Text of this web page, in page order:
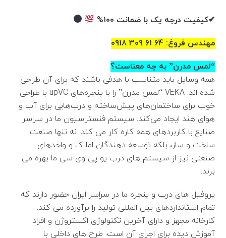
✔کیفیت درجه یک با ضمانت ۱۰۰%
مهندس فروغ: 64 61 309 0918
“لمس مدرن” به چه معناست؟
همه وسایل باید متناسب با هدفی باشند که برای آن طراحی
شده اند. VEKA “لمس مدرن” را با پنجره‌های upVC با طراحی
خوب برای ساختمان‌های پیش‌ساخته و درب‌هایی برای آب و
هوای هند ایجاد می‌کند. سیستم فنستراسیون ما در سراسر
صنایع با کاربردهای همه کاره کار می کند. نه تنها صنعت
ساخت و ساز، بلکه توسعه دهندگان املاک و واحدهای
صنعتی نیز از سیستم های درب یو پی وی سی ما بهره می
برند.
پروفیل های درب و پنجره ما در سراسر ایران حضور دارند که
تمام استانداردهای بین المللی تولید را برآورده می کند.
کارخانه مجهز و دارای آخرین تکنولوژی اکستروژن و افراد
آموزش دیده برای اجرای آن است. طرح های داخلی با